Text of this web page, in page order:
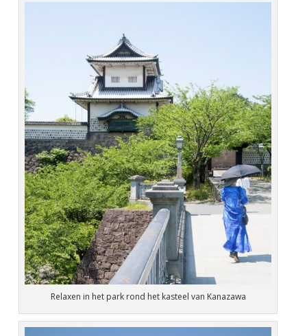
Relaxen in het park rond het kasteel van Kanazawa